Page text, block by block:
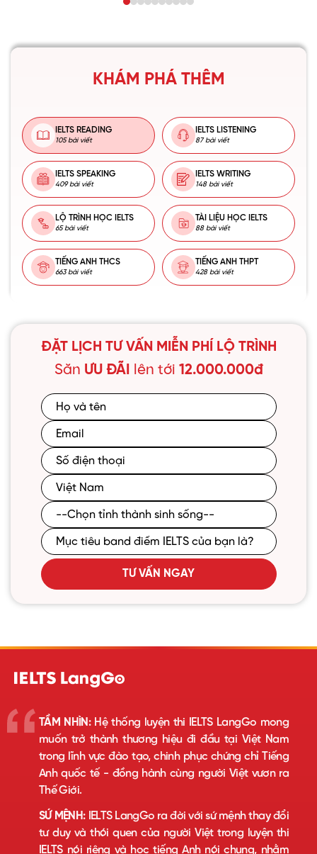
KHÁM PHÁ THÊM
IELTS READING
105 bài viết
IELTS LISTENING
87 bài viết
IELTS SPEAKING
409 bài viết
IELTS WRITING
148 bài viết
LỘ TRÌNH HỌC IELTS
65 bài viết
TÀI LIỆU HỌC IELTS
88 bài viết
TIẾNG ANH THCS
663 bài viết
TIẾNG ANH THPT
428 bài viết
ĐẶT LỊCH TƯ VẤN MIỄN PHÍ LỘ TRÌNH
Săn ƯU ĐÃI lên tới 12.000.000đ
TƯ VẤN NGAY
TẦM NHÌN:Hệ thống luyện thi IELTS LangGo mong
muốn trở thành thương hiệu đi đầu tại Việt Nam
trong lĩnh vực đào tạo, chinh phục chứng chỉ Tiếng
Anh quốc tế - đồng hành cùng người Việt vươn ra
Thế Giới.
SỨ MỆNH:IELTS LangGo ra đời với sứ mệnh thay đổi
tư duy và thói quen của người Việt trong luyện thi
IELTS nói riêng và học tiếng Anh nói chung, nhằm